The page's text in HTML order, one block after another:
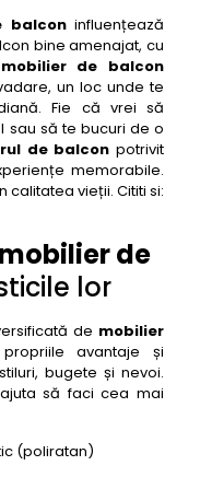
balconinfluențează
bine amenajat, cu
mobilier de balcon
un loc unde te
Fie că vrei să
sau să te bucuri de o
de balcon potrivit
memorabile.
calitatea vieții. Cititi si:
mobilier de
lor
de mobilier
avantaje și
bugete și nevoi.
să faci cea mai
(poliratan)